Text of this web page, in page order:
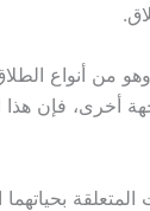
أنواع
أخرى، فإن هذا
بحياتهما